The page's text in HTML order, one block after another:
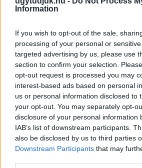
Information
If you wish to opt-out of the sale,
processing of your personal or
targeted advertising by us, please use
section to confirm your selection.
opt-out request is processed you may
interest-based ads based on personal
us or personal information disclosed to
your opt-out. You may separately opt-
disclosure of your personal information
IAB’s list of downstream participants.
also be disclosed by us to third parties
Downstream Participants that may
6 hír találató a(z) "Marton Ferenc"
FORINTOT, KEVY ALBERT 2
FORINTOT KERES
2026. május. 08. 11:54
Átnéztük a Vas megyei közgyűlés
vagyonnyilatkozatait. Majthényi László
azonban szerepeltetett egy 2019-ben
MARTON FERENC: MINT
NEM JÁRTAM EL A GYŐRVÁRI
MILLIÓ FORINTOS ÁLLAMI
2026. március. 05. 14:24
A disznóölés szüleink, nagyszüleink, a